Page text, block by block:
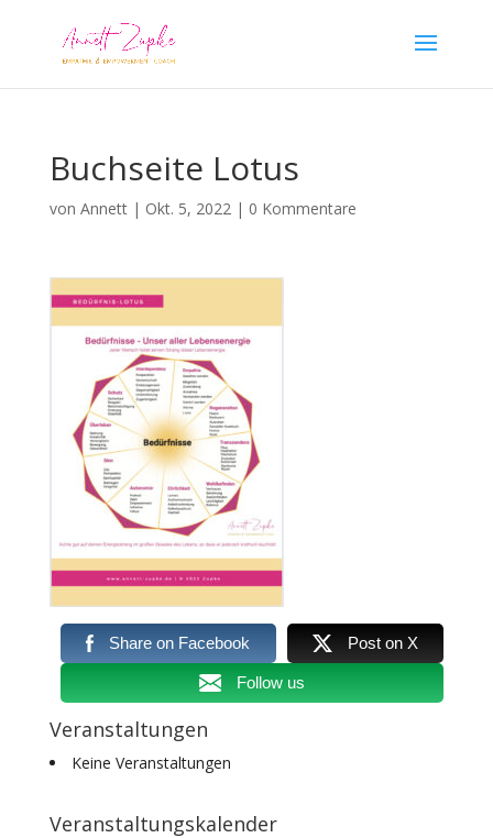
Buchseite Lotus
von Annett| Okt. 5, 2022| 0 Kommentare
Share on Facebook Post on X
Follow us
Veranstaltungen
Keine Veranstaltungen
Veranstaltungskalender